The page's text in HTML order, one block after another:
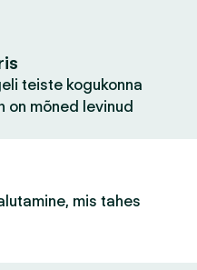
teiste kogukonna
on mõned levinud
mis tahes